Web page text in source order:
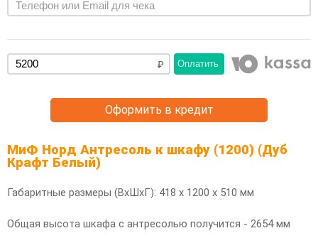
Оплатить
Оформить в кредит
МиФ Норд Антресоль к шкафу (1200) (Дуб
Крафт Белый)
Габаритные размеры (ВхШхГ): 418 х 1200 х 510 мм
Общая высота шкафа с антресолью получится - 2654 мм